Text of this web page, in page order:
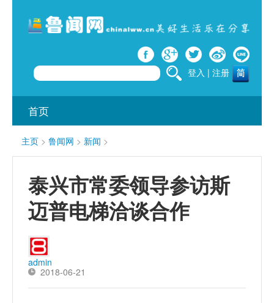
登入 | 注册
首页
主页 > 鲁闻网 > 新闻 >
泰兴市常委领导参访斯
迈普电梯洽谈合作
admin
2018-06-21